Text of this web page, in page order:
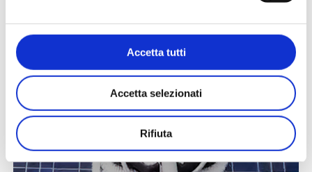
Accetta tutti
Accetta selezionati
Rifiuta